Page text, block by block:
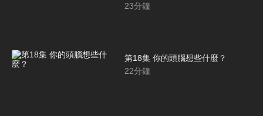
23分鐘
第18集 你的頭腦想些什麼？
22分鐘